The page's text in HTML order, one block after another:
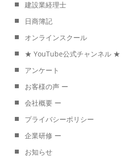
建設業経理士
日商簿記
オンラインスクール
★ YouTube公式チャンネル ★
アンケート
お客様の声 ー
会社概要 ー
プライバシーポリシー
企業研修 ー
お知らせ